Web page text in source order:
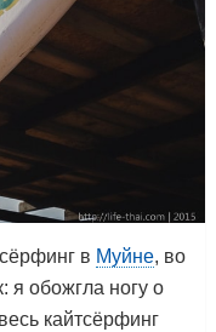
в Муйне, во
я обожгла ногу о
кайтсёрфинг